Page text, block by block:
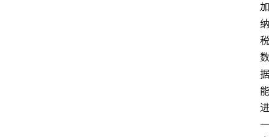
加
纳
税
数
据
能
进
一